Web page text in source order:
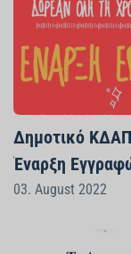
Δημοτικό
Έναρξη
03. August 2022